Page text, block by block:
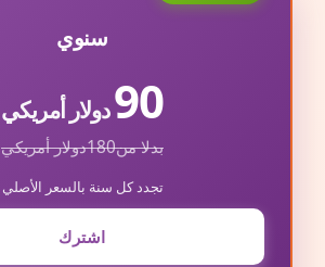
سنوي
90دولار أمريكي
بدلا من180دولار أمريكي
تجدد كل سنة بالسعر الأصلي
اشترك